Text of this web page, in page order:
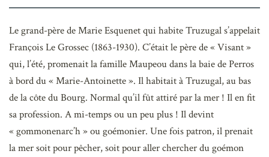
Le grand-père de Marie Esquenet qui habite Truzugal s’appelait
François Le Grossec (1863-1930). C’était le père de « Visant »
qui, l’été, promenait la famille Maupeou dans la baie de Perros
à bord du « Marie-Antoinette ». Il habitait à Truzugal, au bas
de la côte du Bourg. Normal qu’il fût attiré par la mer ! Il en fit
sa profession. A mi-temps ou un peu plus ! Il devint
« gommonenarc’h » ou goémonier. Une fois patron, il prenait
la mer soit pour pêcher, soit pour aller chercher du goémon